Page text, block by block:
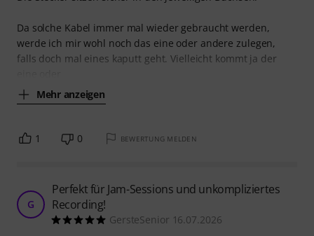
Da solche Kabel immer mal wieder gebraucht werden,
werde ich mir wohl noch das eine oder andere zulegen,
falls doch mal eines kaputt geht. Vielleicht kommt ja der
Mehr anzeigen
1 0 BEWERTUNG MELDEN
G
Perfekt für Jam-Sessions und unkompliziertes
Recording!
GersteSenior 16.07.2026